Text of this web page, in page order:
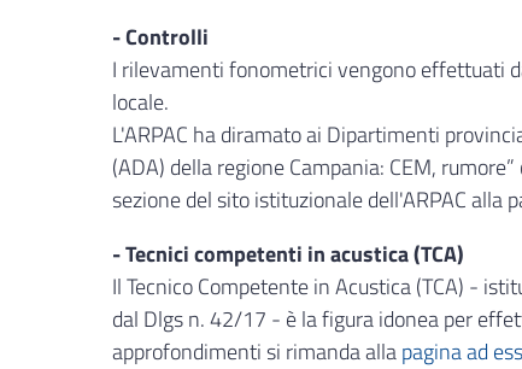
- Controlli
I rilevamenti fonometrici vengono effettuati
locale.
L'ARPAC ha diramato ai Dipartimenti
(ADA) della regione Campania: CEM,
sezione del sito istituzionale dell'ARPAC
- Tecnici competenti in acustica (TCA)
Il Tecnico Competente in Acustica (TCA) -
dal Dlgs n. 42/17 - è la figura idonea per
approfondimenti si rimanda allapagina ad